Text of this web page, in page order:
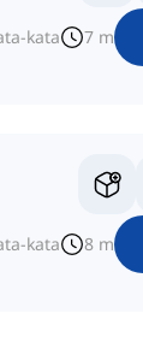
kata 7 m
kata 8 m